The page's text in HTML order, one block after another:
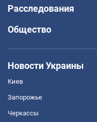
Расследования
Общество
Новости Украины
Киев
Запорожье
Черкассы